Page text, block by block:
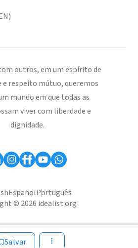
Salvar
outros, em um espírito de
e respeito mútuo, queremos
mundo em que todas as
viver com liberdade e
dignidade.
EspañolPortuguês
© 2026 idealist.org